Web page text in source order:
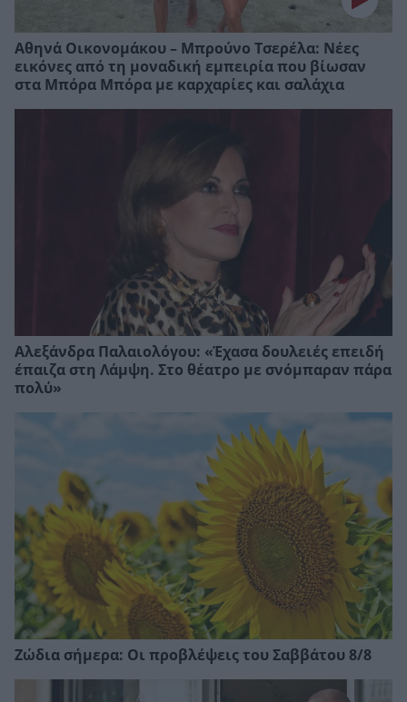
Αθηνά Οικονομάκου – Μπρούνο Τσερέλα: Νέες
εικόνες από τη μοναδική εμπειρία που βίωσαν
στα Μπόρα Μπόρα με καρχαρίες και σαλάχια
Αλεξάνδρα Παλαιολόγου: «Έχασα δουλειές επειδή
έπαιζα στη Λάμψη. Στο θέατρο με σνόμπαραν πάρα
πολύ»
Ζώδια σήμερα: Οι προβλέψεις του Σαββάτου 8/8